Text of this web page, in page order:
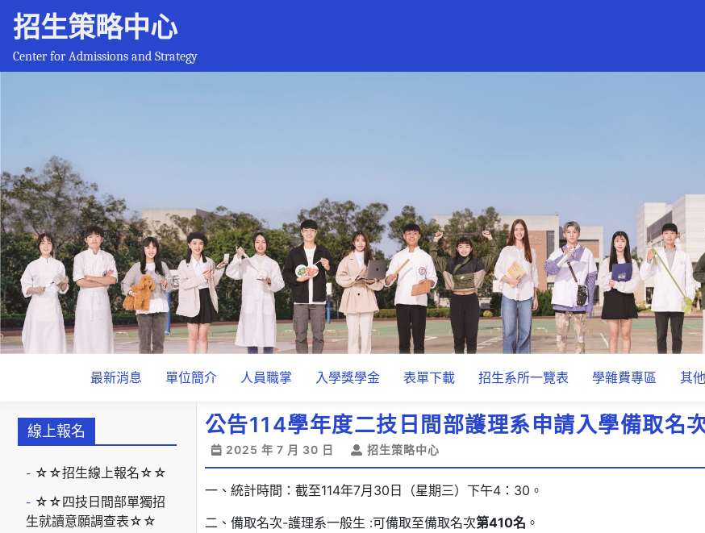
招生策略中心
Center for Admissions and Strategy
最新消息 單位簡介 人員職掌 入學獎學金 表單下載 招生系所一覽表 學雜費專區 其
線上報名
☆☆招生線上報名☆☆
☆☆四技日間部單獨招
生就讀意願調查表☆☆
公告114學年度二技日間部護理系申請入學備取名
2025 年 7 月 30 日 招生策略中心
一、統計時間：截至114年7月30日（星期三）下午4：30。
二、備取名次-護理系一般生 :可備取至備取名次第410名 。